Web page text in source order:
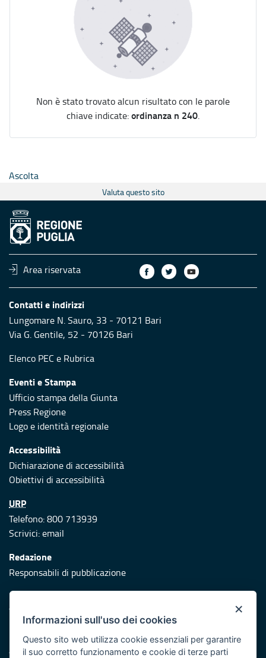
Non è stato trovato alcun risultato con le parole
chiave indicate:ordinanza n 240.
Ascolta
Valuta questo sito
Area riservata
Contatti e indirizzi
Lungomare N. Sauro, 33 - 70121 Bari
Via G. Gentile, 52 - 70126 Bari
Elenco PEC e Rubrica
Eventi e Stampa
Ufficio stampa della Giunta
Press Regione
Logo e identità regionale
Accessibilità
Dichiarazione di accessibilità
Obiettivi di accessibilità
URP
Telefono: 800 713939
Scrivici:email
Redazione
Responsabili di pubblicazione
Protezione civile
Vai al sito di Protezione Civile Puglia
Iniziativa finanziata con risorse del POR Puglia 2014/2020 -
Asse XI
×
Informazioni sull'uso dei cookies
Questo sito web utilizza cookie essenziali per garantire
il suo corretto funzionamento e cookie di terze parti